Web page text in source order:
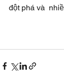
đột phá và